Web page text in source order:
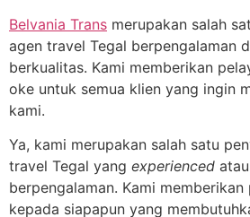
Belvania Trans merupakan salah
agen travel Tegal berpengalaman
berkualitas. Kami memberikan
oke untuk semua klien yang ingin
kami.
Ya, kami merupakan salah satu
travel Tegal yang experienced
berpengalaman. Kami
kepada siapapun yang